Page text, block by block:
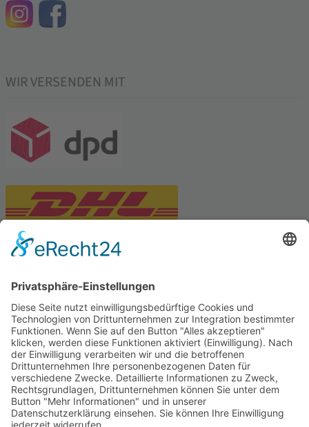
WIR VERSENDEN MIT
Tekal – Textile Lebensqualität
Exklusive moderne & Orientteppiche
Feuerwerk XXL
Pyrotechnik online bestellen